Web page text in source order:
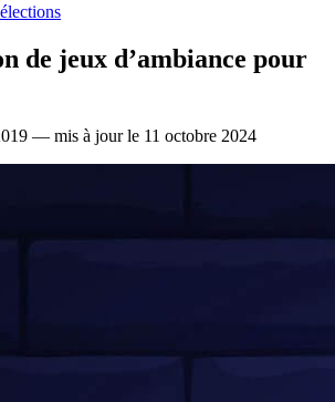
de jeux d’ambiance pour
— mis à jour le 11 octobre 2024